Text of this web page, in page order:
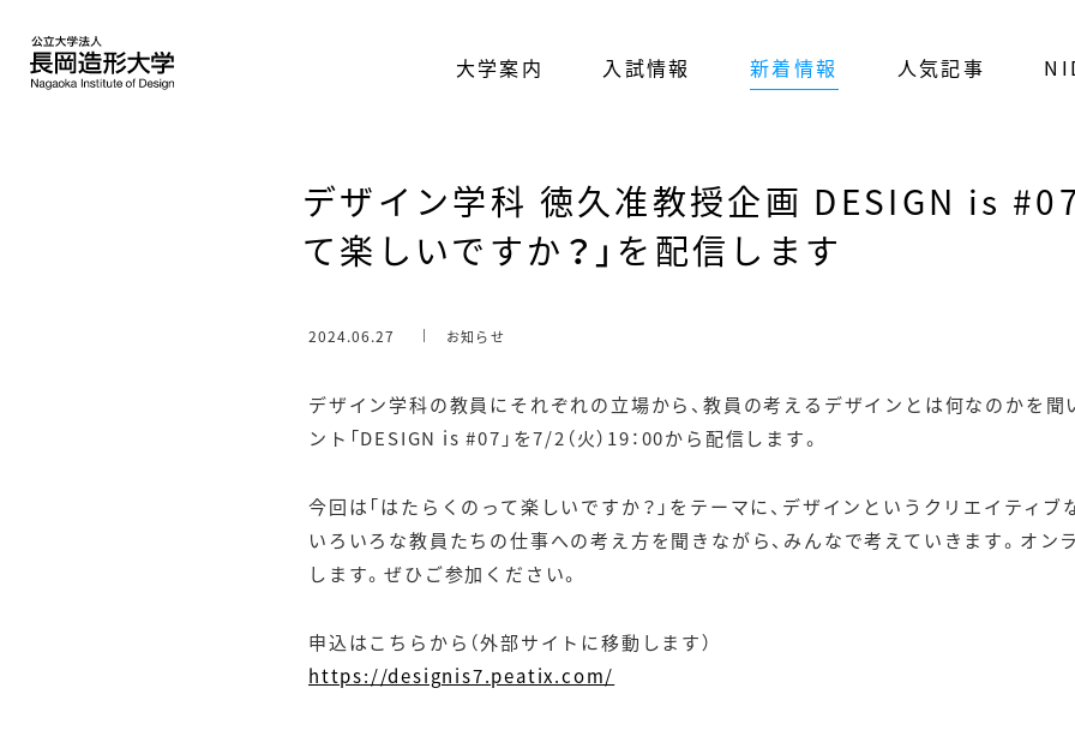
大学案内 入試情報 新着情報 人気記事
デザイン学科 徳久准教授企画 DESIGN is #07
て楽しいですか？」を配信します
2024.06.27 お知らせ
デザイン学科の教員にそれぞれの立場から、教員の考えるデザインとは何なのかを聞
ント「DESIGN is #07」を7/2（火）19：00から配信します。
今回は「はたらくのって楽しいですか？」をテーマに、デザインというクリエイティブ
いろいろな教員たちの仕事への考え方を聞きながら、みんなで考えていきます。オン
します。ぜひご参加ください。
申込はこちらから（外部サイトに移動します）
https://designis7.peatix.com/